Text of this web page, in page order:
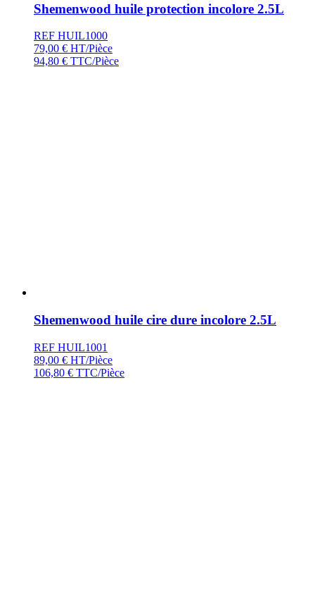
Shemenwood huile protection incolore 2.5L
REF HUIL1000
79,00 € HT/Pièce
94,80 € TTC/Pièce
Shemenwood huile cire dure incolore 2.5L
REF HUIL1001
89,00 € HT/Pièce
106,80 € TTC/Pièce